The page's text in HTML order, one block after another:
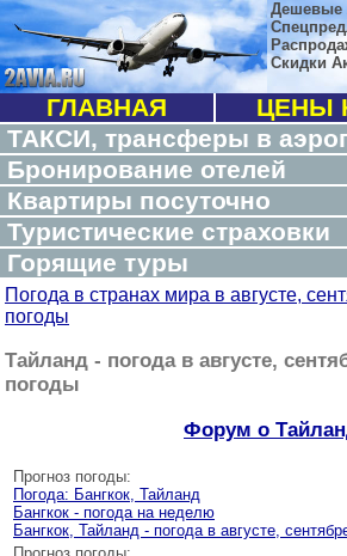
Дешевые
Скидки
ГЛАВНАЯ
ЦЕНЫ
ТАКСИ, трансферы в
Бронирование отелей
Квартиры посуточно
Туристические страховки
Горящие туры
Погода в странах мира в августе,
погоды
Тайланд - погода в августе,
погоды
Форум о
Прогноз погоды:
Погода: Бангкок, Тайланд
Бангкок - погода на неделю
Бангкок, Тайланд - погода в августе,